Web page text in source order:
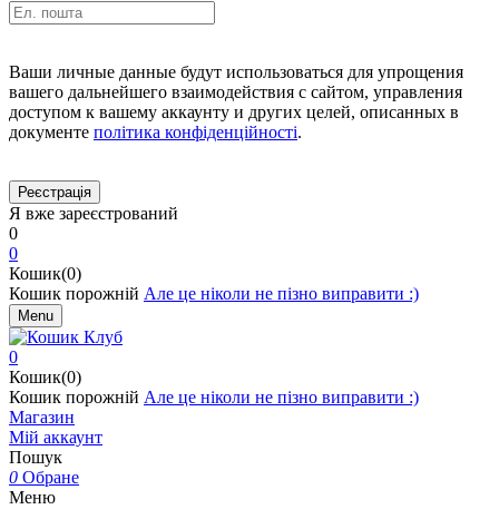
Ваши личные данные будут использоваться для упрощения
вашего дальнейшего взаимодействия с сайтом, управления
доступом к вашему аккаунту и других целей, описанных в
документе політика конфіденційності.
Я вже зареєстрований
0
0
Кошик(0)
Кошик порожній Але це ніколи не пізно виправити :)
Menu
0
Кошик(0)
Кошик порожній Але це ніколи не пізно виправити :)
Магазин
Мій аккаунт
Пошук
0 Обране
Меню